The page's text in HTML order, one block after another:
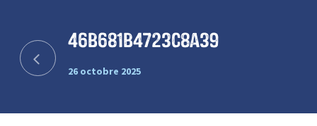
46b681b4723c8a39
26 octobre 2025